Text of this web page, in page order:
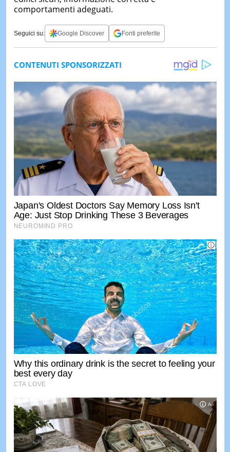
comportamenti adeguati.
Seguici su: Google Discover Fonti preferite